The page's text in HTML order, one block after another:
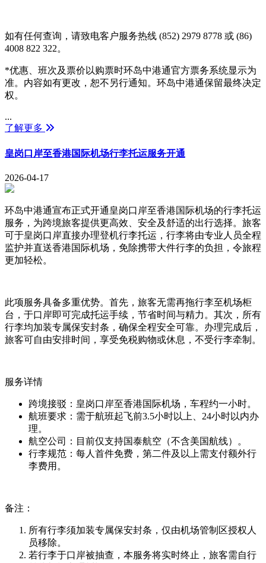
如有任何查询，请致电客户服务热线 (852) 2979 8778 或 (86)
4008 822 322。
*优惠、班次及票价以购票时环岛中港通官方票务系统显示为
准。内容如有更改，恕不另行通知。环岛中港通保留最终决定
权。
...
了解更多
皇岗口岸至香港国际机场行李托运服务开通
2026-04-17
环岛中港通宣布正式开通皇岗口岸至香港国际机场的行李托运
服务，为跨境旅客提供更高效、安全及舒适的出行选择。旅客
可于皇岗口岸直接办理登机行李托运，行李将由专业人员全程
监护并直送香港国际机场，免除携带大件行李的负担，令旅程
更加轻松。
此项服务具备多重优势。首先，旅客无需再拖行李至机场柜
台，于口岸即可完成托运手续，节省时间与精力。其次，所有
行李均加装专属保安封条，确保全程安全可靠。办理完成后，
旅客可自由安排时间，享受免税购物或休息，不受行李牵制。
服务详情
跨境接驳：皇岗口岸至香港国际机场，车程约一小时。
航班要求：需于航班起飞前3.5小时以上、24小时以内办
理。
航空公司：目前仅支持国泰航空（不含美国航线）。
行李规范：每人首件免费，第二件及以上需支付额外行
李费用。
备注：
所有行李须加装专属保安封条，仅由机场管制区授权人
员移除。
若行李于口岸被抽查，本服务将实时终止，旅客需自行